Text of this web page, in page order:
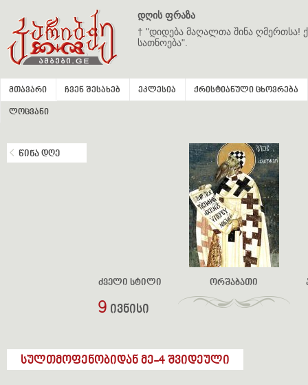
დღის ფრაზა
† "დიდება მაღალთა შინა ღმერთსა!
სათნოება".
მთავარი ჩვენ შესახებ ეკლესია ქრისტიანული ცხოვრება
ლოცვანი
წინა დღე
ძველი სტილი
9 ივნისი
ორშაბათი
სულთმოფენობიდან მე-4 შვიდეული